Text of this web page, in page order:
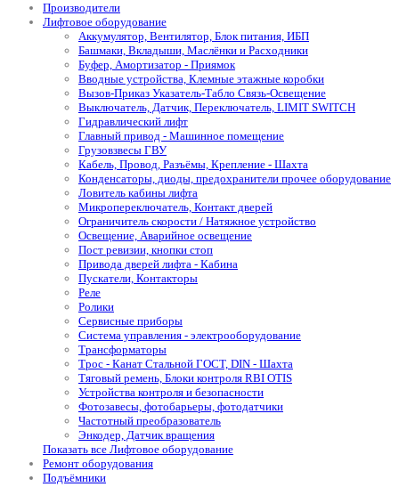
Производители
Лифтовое оборудование
Аккумулятор, Вентилятор, Блок питания, ИБП
Башмаки, Вкладыши, Маслёнки и Расходники
Буфер, Амортизатор - Приямок
Вводные устройства, Клемные этажные коробки
Вызов-Приказ Указатель-Табло Связь-Освещение
Выключатель, Датчик, Переключатель, LIMIT SWITCH
Гидравлический лифт
Главный привод - Машинное помещение
Грузовзвесы ГВУ
Кабель, Провод, Разъёмы, Крепление - Шахта
Конденсаторы, диоды, предохранители прочее оборудование
Ловитель кабины лифта
Микропереключатель, Контакт дверей
Ограничитель скорости / Натяжное устройство
Освещение, Аварийное освещение
Пост ревизии, кнопки стоп
Привода дверей лифта - Кабина
Пускатели, Контакторы
Реле
Ролики
Сервисные приборы
Система управления - электрооборудование
Трансформаторы
Трос - Канат Стальной ГОСТ, DIN - Шахта
Тяговый ремень, Блоки контроля RBI OTIS
Устройства контроля и безопасности
Фотозавесы, фотобарьеры, фотодатчики
Частотный преобразователь
Энкодер, Датчик вращения
Показать все Лифтовое оборудование
Ремонт оборудования
Подъёмники